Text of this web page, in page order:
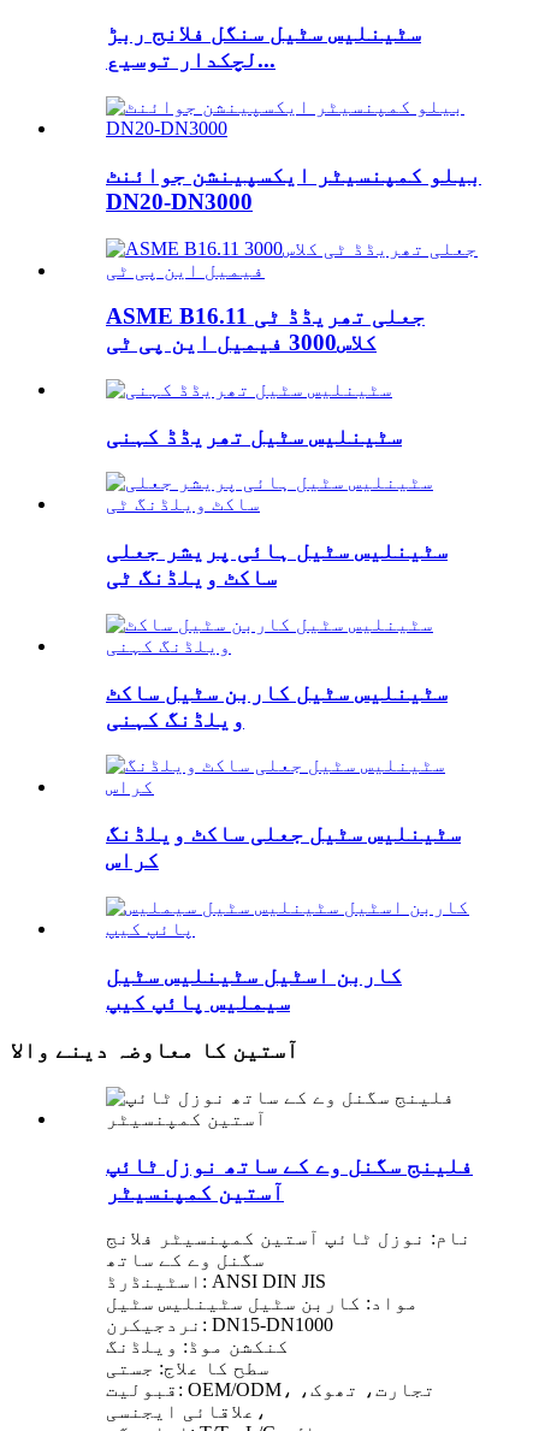
سٹینلیس سٹیل سنگل فلانج ربڑ
لچکدار توسیع...
بیلو کمپنسیٹر ایکسپینشن جوائنٹ
DN20-DN3000
ASME B16.11 جعلی تھریڈڈ ٹی
کلاس3000 فیمیل این پی ٹی
سٹینلیس سٹیل تھریڈڈ کہنی
سٹینلیس سٹیل ہائی پریشر جعلی
ساکٹ ویلڈنگ ٹی
سٹینلیس سٹیل کاربن سٹیل ساکٹ
ویلڈنگ کہنی
سٹینلیس سٹیل جعلی ساکٹ ویلڈنگ
کراس
کاربن اسٹیل سٹینلیس سٹیل
سیملیس پائپ کیپ
آستین کا معاوضہ دینے والا
فلینج سگنل وے کے ساتھ نوزل ​​ٹائپ
آستین کمپنسیٹر
نام: نوزل ​​ٹائپ آستین کمپنسیٹر فلانج
سگنل وے کے ساتھ
اسٹینڈرڈ: ANSI DIN JIS
مواد: کاربن سٹیل سٹینلیس سٹیل
نردجیکرن: DN15-DN1000
کنکشن موڈ: ویلڈنگ
سطح کا علاج: جستی
قبولیت: OEM/ODM، تجارت، تھوک،
علاقائی ایجنسی،